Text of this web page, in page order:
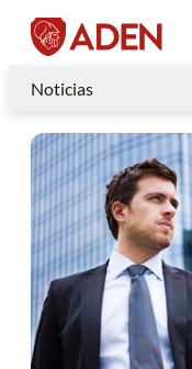
Noticias